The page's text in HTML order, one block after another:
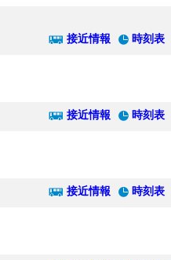
接近情報 時刻表
接近情報 時刻表
接近情報 時刻表